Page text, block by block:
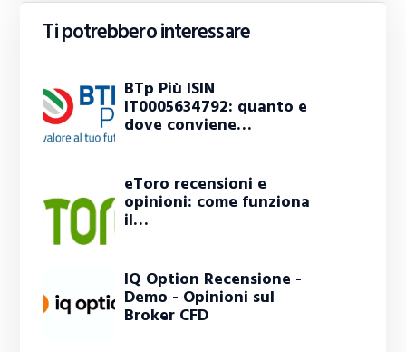
Ti potrebbero interessare
BTp Più ISIN
IT0005634792: quanto e
dove conviene…
eToro recensioni e
opinioni: come funziona
il…
IQ Option Recensione -
Demo - Opinioni sul
Broker CFD